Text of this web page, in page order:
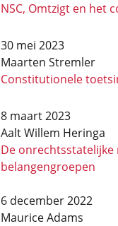
NSC, Omtzigt en het
30 mei 2023
Maarten Stremler
Constitutionele
8 maart 2023
Aalt Willem Heringa
De onrechtsstatelijke
belangengroepen
6 december 2022
Maurice Adams